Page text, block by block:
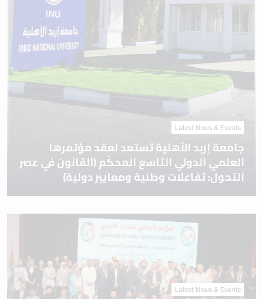
Latest News & Events
جامعة إربد الأهلية تَستعد لعقد مؤتمرها
العلمي الدولي التاسع المحكّم (القانون في عصر
التحول: تفاعلات وطنية ومعايير دولية)
Latest News & Events